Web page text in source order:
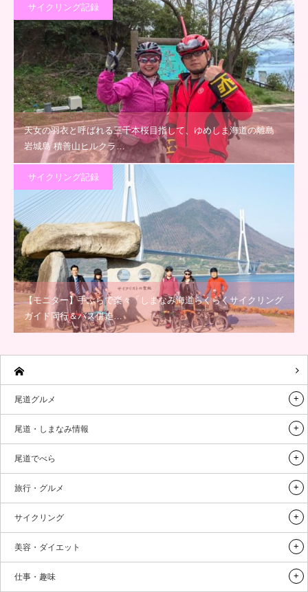
サイクリング記録
天女の羽衣と呼ばれる三千本桜目指して、ゆめしま海道の離島
岩城島 積善山ヒルクラ…
サイクリング記録
【モニター】手ぶらで楽々「しまなみ海道らくらくサイクリング
ガイド同行＆バス併走…
尾道グルメ
尾道・しまなみ情報
尾道でべら
旅行・グルメ
サイクリング
美容・ダイエット
仕事・趣味